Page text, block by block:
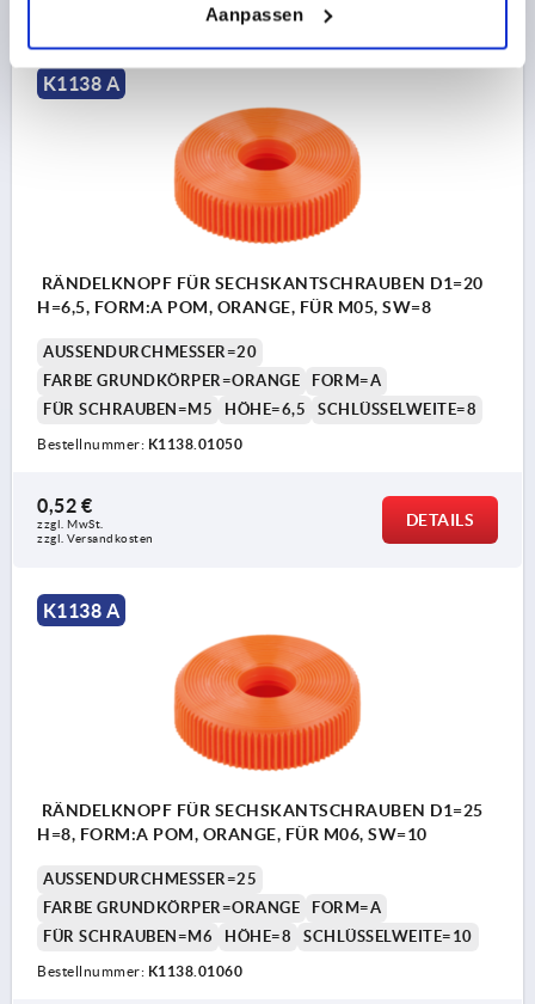
Aanpassen
K1138 A
RÄNDELKNOPF FÜR SECHSKANTSCHRAUBEN D1=20
H=6,5, FORM:A POM, ORANGE, FÜR M05, SW=8
AUSSENDURCHMESSER=20
FARBE GRUNDKÖRPER=ORANGE
FORM=A
FÜR SCHRAUBEN=M5
HÖHE=6,5 SCHLÜSSELWEITE=8
Bestellnummer: K1138.01050
0,52 €
zzgl. MwSt.
zzgl. Versandkosten
DETAILS
K1138 A
RÄNDELKNOPF FÜR SECHSKANTSCHRAUBEN D1=25
H=8, FORM:A POM, ORANGE, FÜR M06, SW=10
AUSSENDURCHMESSER=25
FARBE GRUNDKÖRPER=ORANGE
FORM=A
FÜR SCHRAUBEN=M6
HÖHE=8 SCHLÜSSELWEITE=10
Bestellnummer: K1138.01060